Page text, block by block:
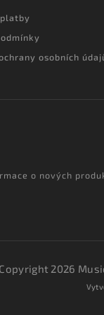
osobních
o nových
Copyright 2026